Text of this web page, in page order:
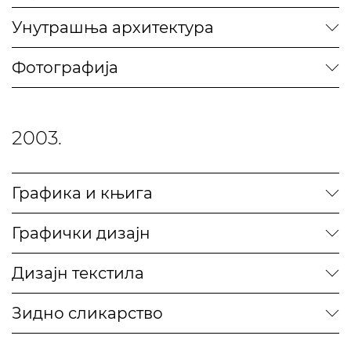
Унутрашња архитектура
Фотографија
2003.
Графика и књига
Графички дизајн
Дизајн текстила
Зидно сликарство